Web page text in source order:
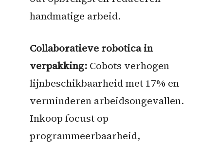
handmatige arbeid.
Collaboratieve robotica in
verpakking:Cobots verhogen
lijnbeschikbaarheid met 17% en
verminderen arbeidsongevallen.
Inkoop focust op
programmeerbaarheid,